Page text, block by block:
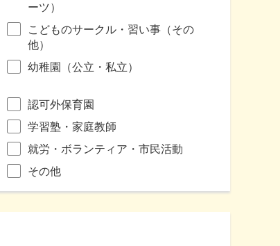
ーツ）
こどものサークル・習い事（その
他）
幼稚園（公立・私立）
認可外保育園
学習塾・家庭教師
就労・ボランティア・市民活動
その他